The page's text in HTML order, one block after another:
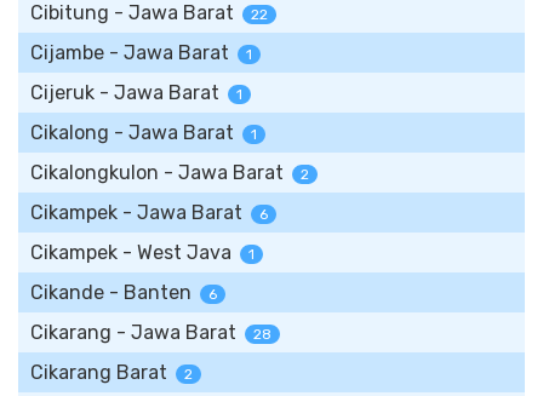
Cibitung - Jawa Barat 22
Cijambe - Jawa Barat 1
Cijeruk - Jawa Barat 1
Cikalong - Jawa Barat 1
Cikalongkulon - Jawa Barat 2
Cikampek - Jawa Barat 6
Cikampek - West Java 1
Cikande - Banten 6
Cikarang - Jawa Barat 28
Cikarang Barat 2